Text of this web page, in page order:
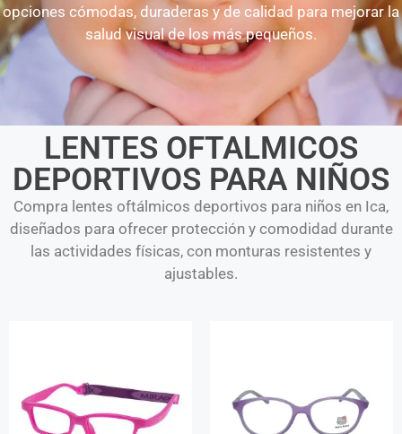
opciones cómodas, duraderas y de calidad para mejorar la
salud visual de los más pequeños.
LENTES OFTALMICOS
DEPORTIVOS PARA NIÑOS
Compra lentes oftálmicos deportivos para niños en Ica,
diseñados para ofrecer protección y comodidad durante
las actividades físicas, con monturas resistentes y
ajustables.